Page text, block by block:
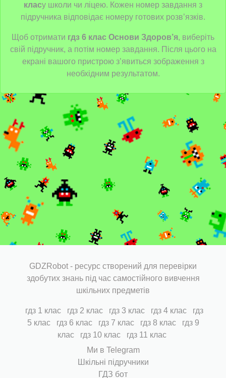
класу школи чи ліцею. Кожен номер завдання з
підручника відповідає номеру готових розв’язків.
Щоб отримати гдз 6 клас Основи Здоров’я, виберіть
свій підручник, а потім номер завдання. Після цього на
екрані вашого пристрою з’явиться зображення з
необхідним результатом.
GDZRobot - ресурс створений для перевірки
здобутих знань під час самостійного вивчення
шкільних предметів
гдз 1 клас гдз 2 клас гдз 3 клас гдз 4 клас
гдз
5 клас
гдз 6 клас гдз 7 клас гдз 8 клас
гдз 9
клас
гдз 10 клас
гдз 11 клас
Ми в Telegram
Шкільні підручники
ГДЗ бот